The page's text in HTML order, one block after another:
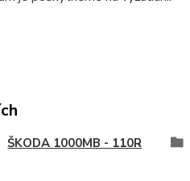
ŠKODA 1000MB - 110R